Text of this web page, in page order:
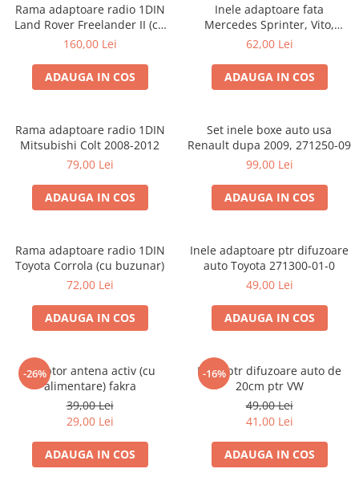
Rama adaptoare radio 1DIN
Land Rover Freelander II (cu
buzunar)
160,00 Lei
ADAUGA IN COS
Inele adaptoare fata
Mercedes Sprinter, Vito,
Viano, 271190-18
62,00 Lei
ADAUGA IN COS
Rama adaptoare radio 1DIN
Mitsubishi Colt 2008-2012
79,00 Lei
ADAUGA IN COS
Set inele boxe auto usa
Renault dupa 2009, 271250-09
99,00 Lei
ADAUGA IN COS
Rama adaptoare radio 1DIN
Toyota Corrola (cu buzunar)
72,00 Lei
ADAUGA IN COS
Inele adaptoare ptr difuzoare
auto Toyota 271300-01-0
49,00 Lei
ADAUGA IN COS
-26%
Adaptor antena activ (cu
alimentare) fakra
39,00 Lei
29,00 Lei
ADAUGA IN COS
-16%
Inele ptr difuzoare auto de
20cm ptr VW
49,00 Lei
41,00 Lei
ADAUGA IN COS